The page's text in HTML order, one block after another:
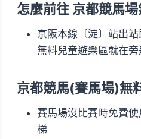
怎麼前往 京都競馬
京阪本線〔淀〕站出
無料兒童遊樂區就在旁
京都競馬(賽馬場)無
賽馬場沒比賽時免費
梯